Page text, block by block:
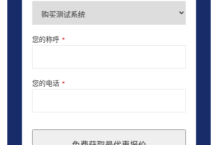
您的称呼 *
您的电话 *